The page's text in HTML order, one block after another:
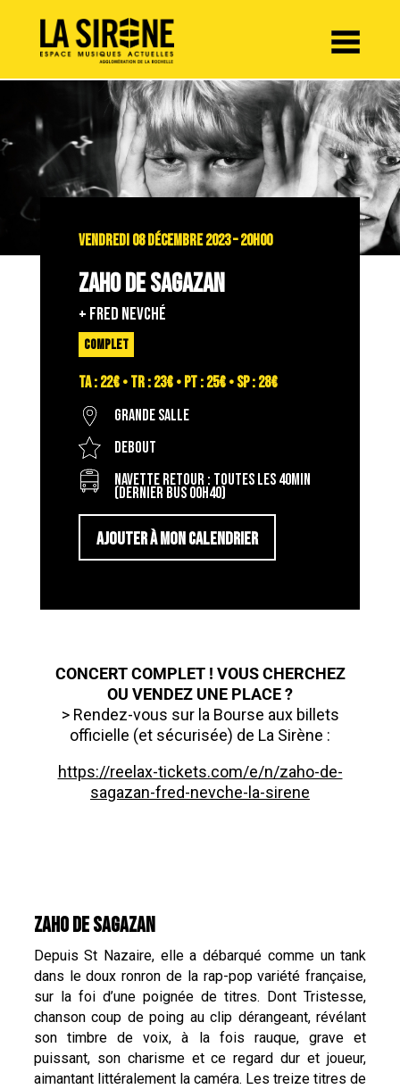
VENDREDI 08 DÉCEMBRE 2023 – 20H00
ZAHO DE SAGAZAN
+ FRED NEVCHÉ
COMPLET
TA : 22€ • TR : 23€ • PT : 25€ • SP : 28€
Grande salle
Debout
Navette retour : toutes les 40min
(dernier bus 00h40)
AJOUTER À MON CALENDRIER
CONCERT COMPLET ! VOUS CHERCHEZ
OU VENDEZ UNE PLACE ?
> Rendez-vous sur la Bourse aux billets
officielle (et sécurisée) de La Sirène :
https://reelax-tickets.com/e/n/zaho-de-
sagazan-fred-nevche-la-sirene
ZAHO DE SAGAZAN
Depuis St Nazaire, elle a débarqué comme un tank
dans le doux ronron de la rap-pop variété française,
sur la foi d’une poignée de titres. Dont Tristesse,
chanson coup de poing au clip dérangeant, révélant
son timbre de voix, à la fois rauque, grave et
puissant, son charisme et ce regard dur et joueur,
aimantant littéralement la caméra. Les treize titres de